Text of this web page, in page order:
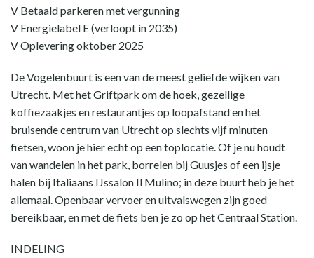
V Betaald parkeren met vergunning
V Energielabel E (verloopt in 2035)
V Oplevering oktober 2025
De Vogelenbuurt is een van de meest geliefde wijken van
Utrecht. Met het Griftpark om de hoek, gezellige
koffiezaakjes en restaurantjes op loopafstand en het
bruisende centrum van Utrecht op slechts vijf minuten
fietsen, woon je hier echt op een toplocatie. Of je nu houdt
van wandelen in het park, borrelen bij Guusjes of een ijsje
halen bij Italiaans IJssalon Il Mulino; in deze buurt heb je het
allemaal. Openbaar vervoer en uitvalswegen zijn goed
bereikbaar, en met de fiets ben je zo op het Centraal Station.
INDELING